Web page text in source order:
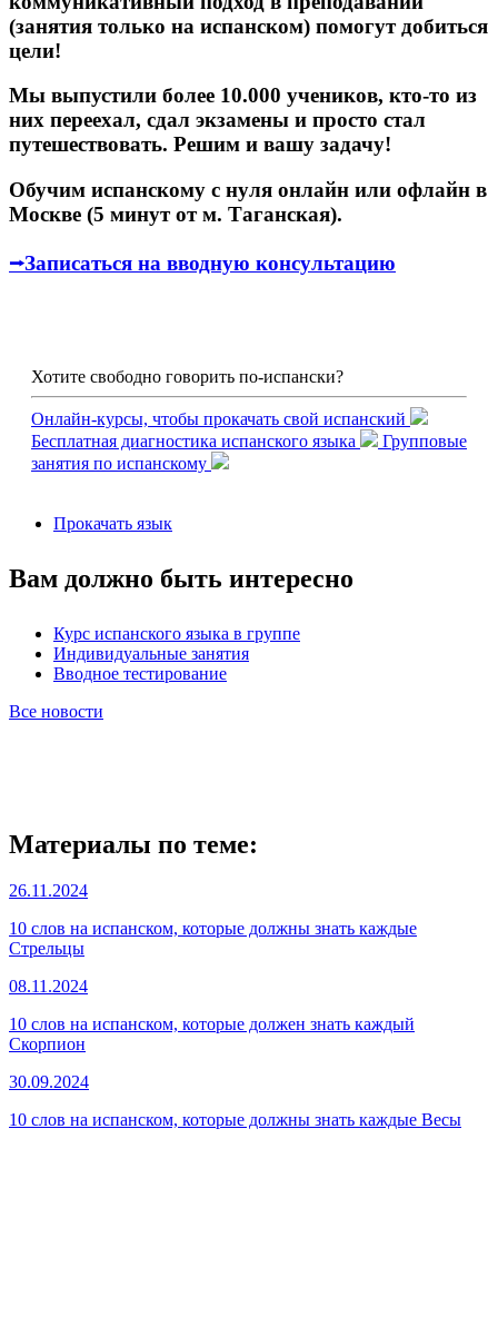
(занятия только на испанском) помогут добиться
цели!
Мы выпустили более 10.000 учеников, кто-то из
них переехал, сдал экзамены и просто стал
путешествовать. Решим и вашу задачу!
Обучим испанскому с нуля онлайн или офлайн в
Москве (5 минут от м. Таганская).
⭢Записаться на вводную консультацию
Хотите свободно говорить по-испански?
Онлайн-курсы, чтобы прокачать свой испанский
Бесплатная диагностика испанского языка
Групповые
занятия по испанскому
Прокачать язык
Вам должно быть интересно
Курс испанского языка в группе
Индивидуальные занятия
Вводное тестирование
Все новости
Материалы по теме:
26.11.2024
10 слов на испанском, которые должны знать каждые
Стрельцы
08.11.2024
10 слов на испанском, которые должен знать каждый
Скорпион
30.09.2024
10 слов на испанском, которые должны знать каждые Весы